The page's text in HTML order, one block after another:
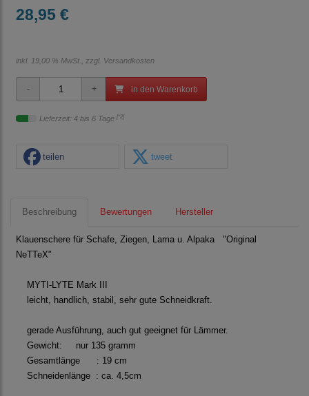
28,95 €
inkl. 19,00 % MwSt., zzgl. Versandkosten
in den Warenkorb
Lieferzeit: 4 bis 6 Tage [*2]
teilen tweet
Beschreibung Bewertungen Hersteller
Klauenschere für Schafe, Ziegen, Lama u. Alpaka "Original
NeTTeX"
MYTI-LYTE Mark III
leicht, handlich, stabil, sehr gute Schneidkraft.
gerade Ausführung, auch gut geeignet für Lämmer.
Gewicht: nur 135 gramm
Gesamtlänge : 19 cm
Schneidenlänge : ca. 4,5cm